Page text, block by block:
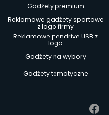
Gadżety premium
Reklamowe gadżety sportowe
z logo firmy
Reklamowe pendrive USB z
logo
Gadżety na wybory
Gadżety tematyczne